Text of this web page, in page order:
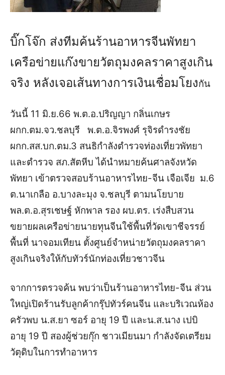
บิ๊กโจ๊ก ส่งทีมค้นร้านอาหารจีนพัทยา
เครือข่ายแก๊งขายวัตถุมงคลราคาสูงเกิน
จริง หลังเจอเส้นทางการเงินเชื่อมโยงกัน
วันนี้ 11 มิ.ย.66 พ.ต.อ.ปริญญา กลิ่นเกษร
ผกก.ตม.จว.ชลบุรี พ.ต.อ.จิรพงศ์ รุจิรดำรงชัย
ผกก.สส.บก.ตม.3 สนธิกำลังตำรวจท่องเที่ยวพัทยา
และตำรวจ สภ.สัตหีบ ได้นำหมายค้นศาลจังหวัด
พัทยา เข้าตรวจสอบร้านอาหารไทย-จีน เจือเจีย ม.6
ต.นาเกลือ อ.บางละมุง จ.ชลบุรี ตามนโยบาย
พล.ต.อ.สุรเชษฐ์ หักพาล รอง ผบ.ตร. เร่งสืบสวน
ขยายผลเครือข่ายนายทุนจีนใช้พื้นที่วัดเขาชีจรรย์
พื้นที่ นาจอมเทียน ตั้งศูนย์จำหน่ายวัตถุมงคลราคา
สูงเกินจริงให้กับทัวร์นักท่องเที่ยวชาวจีน
จากการตรวจค้น พบว่าเป็นร้านอาหารไทย-จีน ส่วน
ใหญ่เปิดร้านรับลูกค้ากรุ๊ปทัวร์คนจีน และบริเวณห้อง
ครัวพบ น.ส.ยา ซอร์ อายุ 19 ปี และน.ส.นาง เปบิ
อายุ 19 ปี สองผู้ช่วยกุ๊ก ชาวเมียนมา กำลังจัดเตรียม
วัตุดิบในการทำอาหาร